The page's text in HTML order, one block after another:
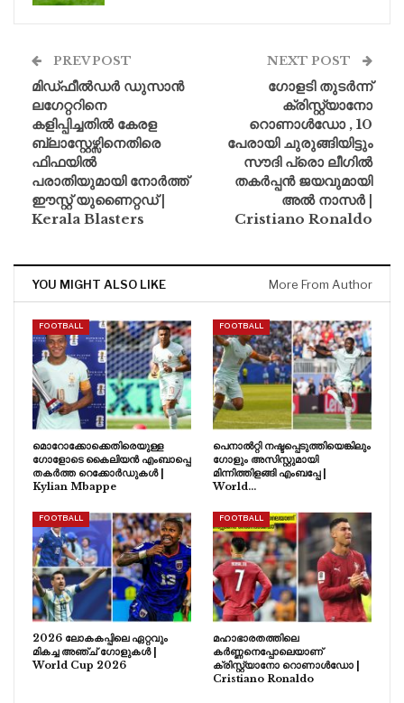
PREV POST
മിഡ്ഫീൽഡർ ഡുസാൻ
ലഗേറ്ററിനെ
കളിപ്പിച്ചതിൽ കേരള
ബ്ലാസ്റ്റേഴ്സിനെതിരെ
ഫിഫയിൽ
പരാതിയുമായി നോർത്ത്
ഈസ്റ്റ് യുണൈറ്റഡ് |
Kerala Blasters
NEXT POST
ഗോളടി തുടർന്ന്
ക്രിസ്റ്റ്യാനോ
റൊണാൾഡോ , 10
പേരായി ചുരുങ്ങിയിട്ടും
സൗദി പ്രൊ ലീഗിൽ
തകർപ്പൻ ജയവുമായി
അൽ നാസർ |
Cristiano Ronaldo
YOU MIGHT ALSO LIKE More From Author
FOOTBALL
മൊറോക്കോക്കെതിരെയുള്ള
ഗോളോടെ കൈലിയൻ എംബാപ്പെ
തകർത്ത റെക്കോർഡുകൾ |
Kylian Mbappe
FOOTBALL
പെനാൽറ്റി നഷ്ടപ്പെടുത്തിയെങ്കിലും
ഗോളും അസിസ്റ്റുമായി
മിന്നിത്തിളങ്ങി എംബപ്പേ |
World…
FOOTBALL
2026 ലോകകപ്പിലെ ഏറ്റവും
മികച്ച അഞ്ച് ഗോളുകൾ |
World Cup 2026
FOOTBALL
മഹാഭാരതത്തിലെ
കർണ്ണനെപ്പോലെയാണ്
ക്രിസ്റ്റ്യാനോ റൊണാൾഡോ |
Cristiano Ronaldo